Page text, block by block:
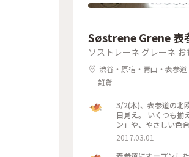
Søstrene Grene 表
ソストレーネ グレーネ
渋谷・原宿・青山・表参道
雑貨
3/2(木)、表参道の北
目見え。 いくつも揃えたくなる器類はもちろん、部屋の雰囲気がぐっとおしゃれになる「ウォールデコレーショ
ン」や、やさしい色合
2017.03.01